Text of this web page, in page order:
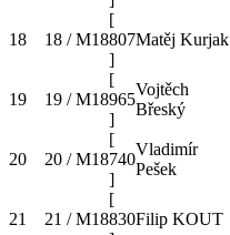
18 18 / M18
[
807
]
Matěj Kurjak
19 19 / M18
[
965
]
Vojtěch
Břeský
20 20 / M18
[
740
]
Vladimír
Pešek
21 21 / M18
[
830Filip KOUT